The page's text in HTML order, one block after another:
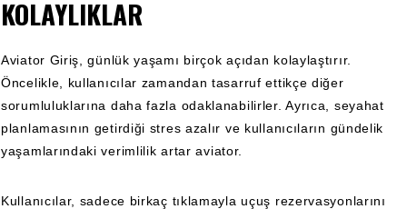
KOLAYLIKLAR
Aviator Giriş, günlük yaşamı birçok açıdan kolaylaştırır.
Öncelikle, kullanıcılar zamandan tasarruf ettikçe diğer
sorumluluklarına daha fazla odaklanabilirler. Ayrıca, seyahat
planlamasının getirdiği stres azalır ve kullanıcıların gündelik
yaşamlarındaki verimlilik artaraviator.
Kullanıcılar, sadece birkaç tıklamayla uçuş rezervasyonlarını